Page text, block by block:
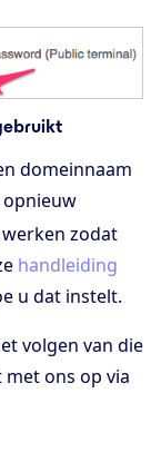
domeinnaam
opnieuw
zodat
handleiding
u dat instelt.
volgen van die
ons op via